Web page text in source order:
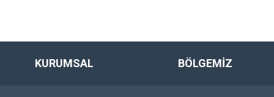
KURUMSAL BÖLGEMİZ